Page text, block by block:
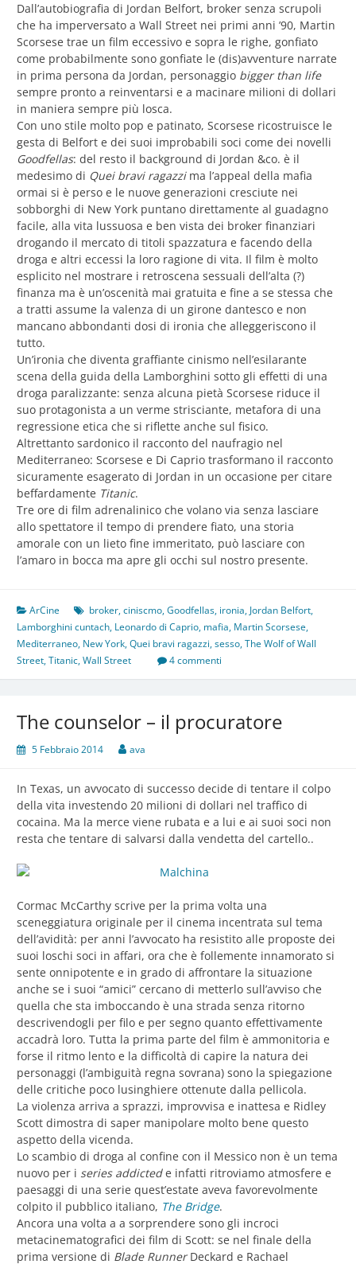
Dall’autobiografia di Jordan Belfort, broker senza scrupoli
che ha imperversato a Wall Street nei primi anni ’90, Martin
Scorsese trae un film eccessivo e sopra le righe, gonfiato
come probabilmente sono gonfiate le (dis)avventure narrate
in prima persona da Jordan, personaggio bigger than life
sempre pronto a reinventarsi e a macinare milioni di dollari
in maniera sempre più losca.
Con uno stile molto pop e patinato, Scorsese ricostruisce le
gesta di Belfort e dei suoi improbabili soci come dei novelli
Goodfellas: del resto il background di Jordan &co. è il
medesimo di Quei bravi ragazzima l’appeal della mafia
ormai si è perso e le nuove generazioni cresciute nei
sobborghi di New York puntano direttamente al guadagno
facile, alla vita lussuosa e ben vista dei broker finanziari
drogando il mercato di titoli spazzatura e facendo della
droga e altri eccessi la loro ragione di vita. Il film è molto
esplicito nel mostrare i retroscena sessuali dell’alta (?)
finanza ma è un’oscenità mai gratuita e fine a se stessa che
a tratti assume la valenza di un girone dantesco e non
mancano abbondanti dosi di ironia che alleggeriscono il
tutto.
Un’ironia che diventa graffiante cinismo nell’esilarante
scena della guida della Lamborghini sotto gli effetti di una
droga paralizzante: senza alcuna pietà Scorsese riduce il
suo protagonista a un verme strisciante, metafora di una
regressione etica che si riflette anche sul fisico.
Altrettanto sardonico il racconto del naufragio nel
Mediterraneo: Scorsese e Di Caprio trasformano il racconto
sicuramente esagerato di Jordan in un occasione per citare
beffardamente Titanic.
Tre ore di film adrenalinico che volano via senza lasciare
allo spettatore il tempo di prendere fiato, una storia
amorale con un lieto fine immeritato, può lasciare con
l’amaro in bocca ma apre gli occhi sul nostro presente.
ArCine broker,ciniscmo,Goodfellas, ironia,Jordan Belfort,
Lamborghini cuntach, Leonardo di Caprio, mafia, Martin Scorsese,
Mediterraneo, New York,Quei bravi ragazzi,sesso,The Wolf of Wall
Street,Titanic,Wall Street 4 commenti
The counselor – il procuratore
5 Febbraio 2014 ava
In Texas, un avvocato di successo decide di tentare il colpo
della vita investendo 20 milioni di dollari nel traffico di
cocaina. Ma la merce viene rubata e a lui e ai suoi soci non
resta che tentare di salvarsi dalla vendetta del cartello..
Cormac McCarthy scrive per la prima volta una
sceneggiatura originale per il cinema incentrata sul tema
dell’avidità: per anni l’avvocato ha resistito alle proposte dei
suoi loschi soci in affari, ora che è follemente innamorato si
sente onnipotente e in grado di affrontare la situazione
anche se i suoi “amici” cercano di metterlo sull’avviso che
quella che sta imboccando è una strada senza ritorno
descrivendogli per filo e per segno quanto effettivamente
accadrà loro. Tutta la prima parte del film è ammonitoria e
forse il ritmo lento e la difficoltà di capire la natura dei
personaggi (l’ambiguità regna sovrana) sono la spiegazione
delle critiche poco lusinghiere ottenute dalla pellicola.
La violenza arriva a sprazzi, improvvisa e inattesa e Ridley
Scott dimostra di saper manipolare molto bene questo
aspetto della vicenda.
Lo scambio di droga al confine con il Messico non è un tema
nuovo per i series addictede infatti ritroviamo atmosfere e
paesaggi di una serie quest’estate aveva favorevolmente
colpito il pubblico italiano, The Bridge.
Ancora una volta a a sorprendere sono gli incroci
metacinematografici dei film di Scott: se nel finale della
prima versione di Blade RunnerDeckard e Rachael